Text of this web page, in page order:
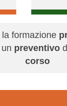
formazione
preventivo
corso